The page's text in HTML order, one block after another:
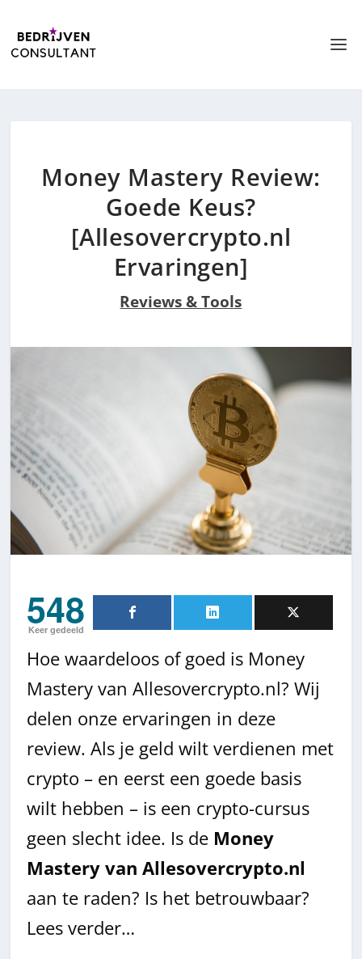
Money Mastery Review:
Goede Keus?
[Allesovercrypto.nl
Ervaringen]
Reviews & Tools
548
Keer gedeeld
Hoe waardeloos of goed is Money
Mastery van Allesovercrypto.nl? Wij
delen onze ervaringen in deze
review. Als je geld wilt verdienen met
crypto – en eerst een goede basis
wilt hebben – is een crypto-cursus
geen slecht idee. Is de Money
Mastery van Allesovercrypto.nl
aan te raden? Is het betrouwbaar?
Lees verder…